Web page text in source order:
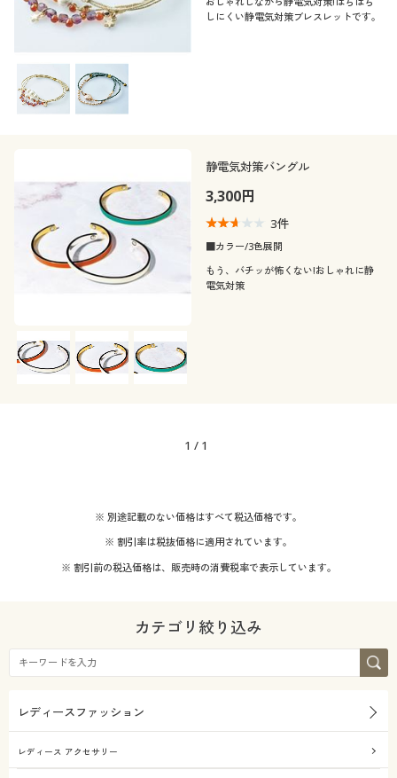
お気に入り
サポート
ご利用ガイド
しにくい静電気対策ブレスレットです。
静電気対策バングル
3,300円
3件
■カラー/3色展開
もう、バチッが怖くない!おしゃれに静
電気対策
1 / 1
※ 別途記載のない価格はすべて税込価格です。
※ 割引率は税抜価格に適用されています。
※ 割引前の税込価格は、販売時の消費税率で表示しています。
カテゴリ絞り込み
レディースファッション
レディース アクセサリー